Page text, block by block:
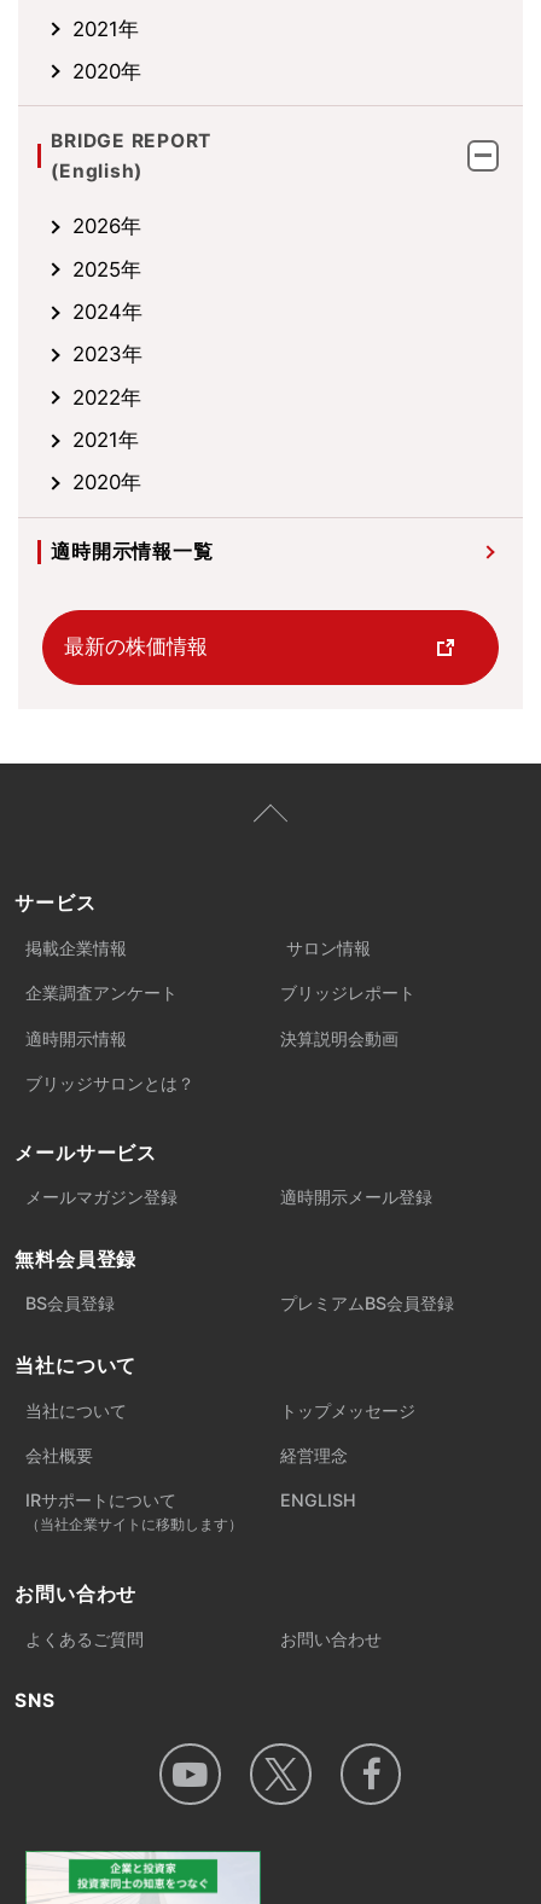
2021年
2020年
BRIDGE REPORT
(English)
2026年
2025年
2024年
2023年
2022年
2021年
2020年
適時開示情報一覧
最新の株価情報
サービス
掲載企業情報 サロン情報
企業調査アンケート ブリッジレポート
適時開示情報 決算説明会動画
ブリッジサロンとは？
メールサービス
メールマガジン登録 適時開示メール登録
無料会員登録
BS会員登録 プレミアムBS会員登録
当社について
当社について トップメッセージ
会社概要 経営理念
IRサポートについて
（当社企業サイトに移動します）
ENGLISH
お問い合わせ
よくあるご質問 お問い合わせ
SNS